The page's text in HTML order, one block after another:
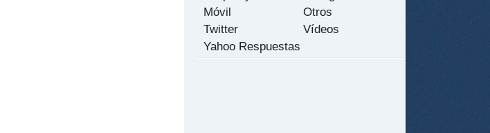
Móvil
Otros
Twitter
Vídeos
Yahoo Respuestas